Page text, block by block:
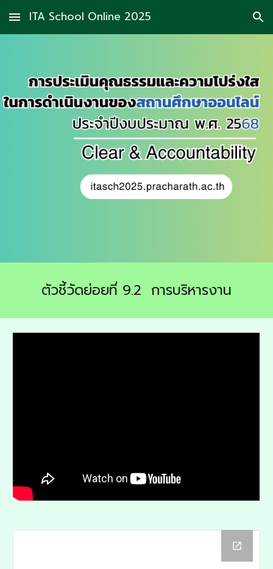
Skip to main content Skip to navigation
ITA School Online 2025
ตัวชี้วัดย่อยที่ 9.2 การบริหารงาน